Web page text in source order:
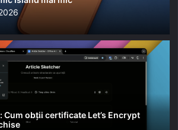
Cum obții certificate Let’s Encrypt